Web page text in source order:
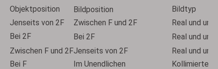
Objektposition
Bildposition
Bildtyp
Jenseits von 2F
Zwischen F und 2F
Real und
Bei 2F
Bei 2F
Real und
Zwischen F und 2FJenseits von 2F
Real und
Bei F
Im Unendlichen
Kollimierte